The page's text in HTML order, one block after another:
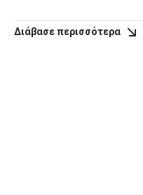
Διάβασε περισσότερα